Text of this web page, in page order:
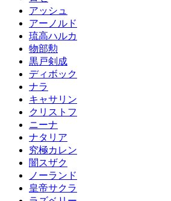
アッシュ
アーノルド
琉高ハルカ
物部勲
黒戸剣成
ディボック
ナラ
キャサリン
クリストフ
ニーナ
ナタリア
究極カレン
闇スザク
ノーランド
皇帝サクラ